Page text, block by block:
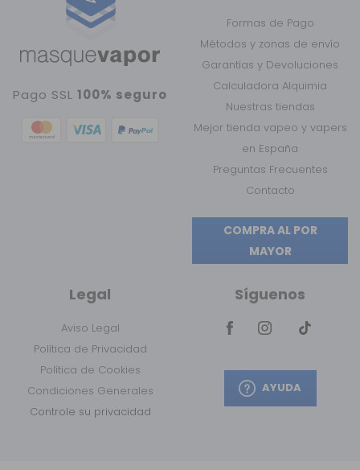
Pago SSL100% seguro
Formas de Pago
Métodos y zonas de envío
Garantías y Devoluciones
Calculadora Alquimia
Nuestras tiendas
Mejor tienda vapeo y vapers
en España
Preguntas Frecuentes
Contacto
COMPRA AL POR
MAYOR
Legal
Aviso Legal
Política de Privacidad
Política de Cookies
Condiciones Generales
Controle su privacidad
Síguenos
AYUDA